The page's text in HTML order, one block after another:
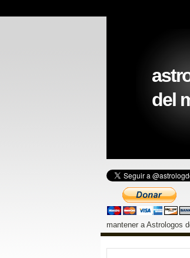
del
mantener a Astrologos